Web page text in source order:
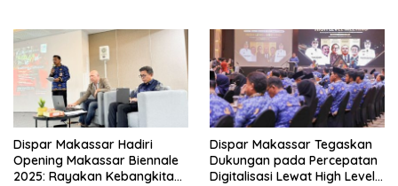
Dispar Makassar Hadiri
Opening Makassar Biennale
2025: Rayakan Kebangkitan
Dispar Makassar Tegaskan
Dukungan pada Percepatan
Digitalisasi Lewat High Level